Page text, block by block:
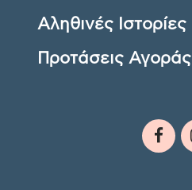
Αληθινές Ιστορίες
Προτάσεις Αγοράς